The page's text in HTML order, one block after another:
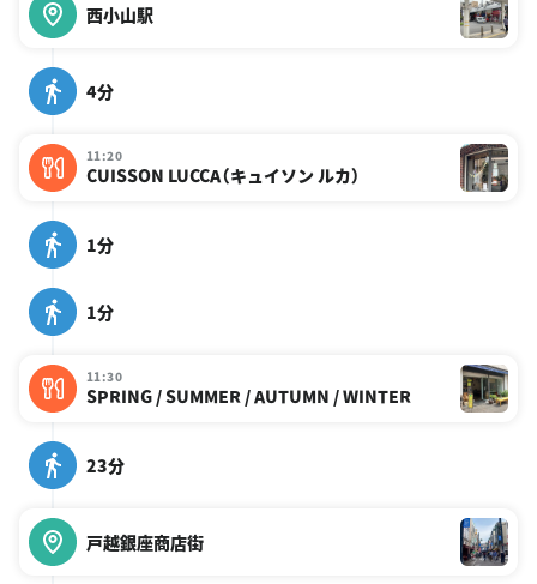
西小山駅
4分
11:20
CUISSON LUCCA（キュイソン ルカ）
1分
1分
11:30
SPRING / SUMMER / AUTUMN / WINTER
23分
戸越銀座商店街